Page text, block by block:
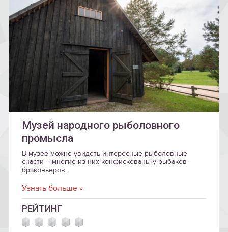
Музей народного рыболовного
промысла
В музее можно увидеть интересные рыболовные
снасти – многие из них конфискованы у рыбаков-
браконьеров.
Узнать больше »
РЕЙТИНГ